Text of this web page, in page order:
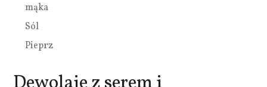
mąka
Sól
Pieprz